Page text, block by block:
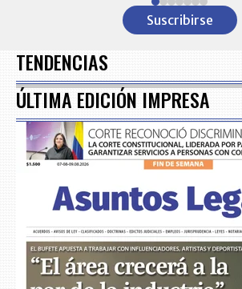
Suscribirse
TENDENCIAS
ÚLTIMA EDICIÓN IMPRESA